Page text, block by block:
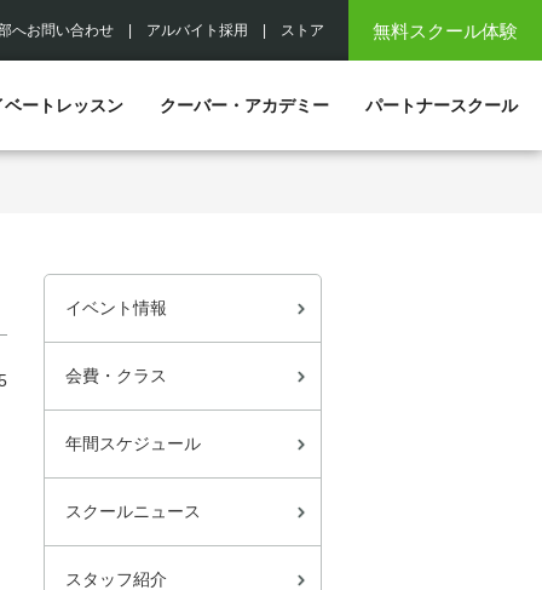
無料スクール体験
へお問い合わせ アルバイト採用 ストア
ベートレッスン クーバー・アカデミー パートナースクール
イベント情報
会費・クラス
年間スケジュール
スクールニュース
スタッフ紹介